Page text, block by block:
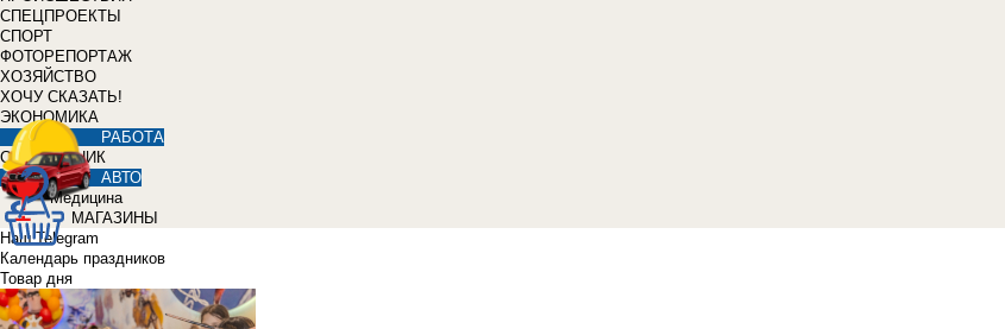
СПЕЦПРОЕКТЫ
СПОРТ
ФОТОРЕПОРТАЖ
ХОЗЯЙСТВО
ХОЧУ СКАЗАТЬ!
ЭКОНОМИКА
РАБОТА
СПРАВОЧНИК
АВТО
Медицина
МАГАЗИНЫ
Наш Telegram
Календарь праздников
Товар дня